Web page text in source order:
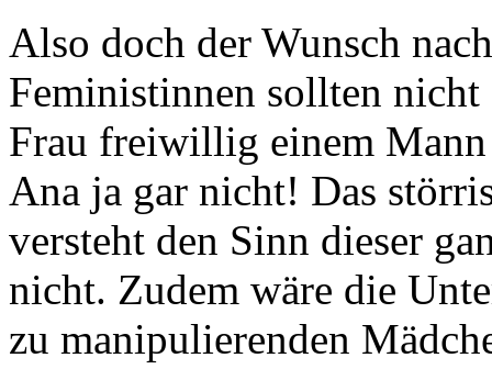
Also doch der Wunsch
Feministinnen sollten
Frau freiwillig einem
Ana ja gar nicht! Das
versteht den Sinn dieser
nicht. Zudem wäre die
zu manipulierenden